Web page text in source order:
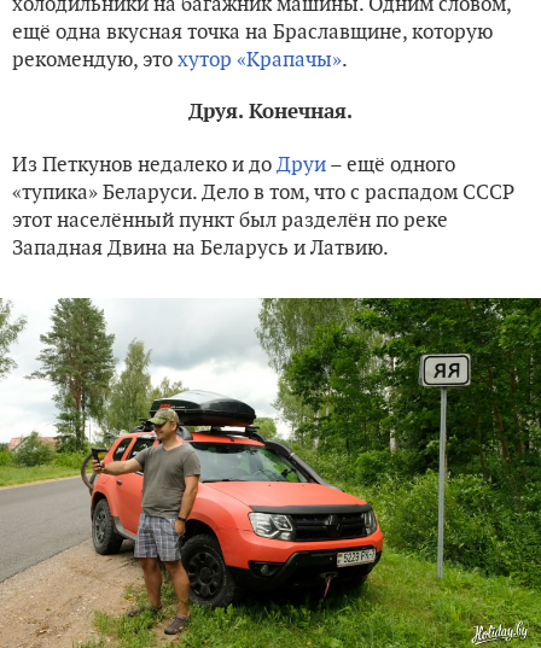
ещё одна вкусная точка на Браславщине, которую
рекомендую, этохутор «Крапачы».
Друя. Конечная.
Из Петкунов недалеко и доДруи– ещё одного
«тупика» Беларуси. Дело в том, что с распадом СССР
этот населённый пункт был разделён по реке
Западная Двина на Беларусь и Латвию.